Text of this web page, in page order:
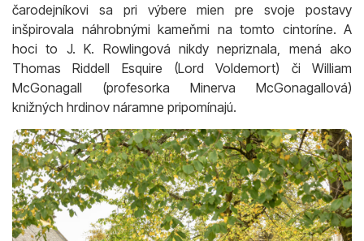
čarodejníkovi sa pri výbere mien pre svoje postavy
inšpirovala náhrobnými kameňmi na tomto cintoríne. A
hoci to J. K. Rowlingová nikdy nepriznala, mená ako
Thomas Riddell Esquire (Lord Voldemort) či William
McGonagall (profesorka Minerva McGonagallová)
knižných hrdinov náramne pripomínajú.